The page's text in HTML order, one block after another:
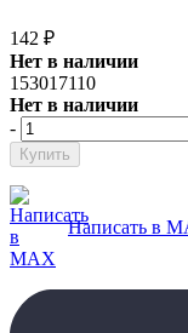
142 ₽
Нет в наличии
153017110
Нет в наличии
-
Написать в